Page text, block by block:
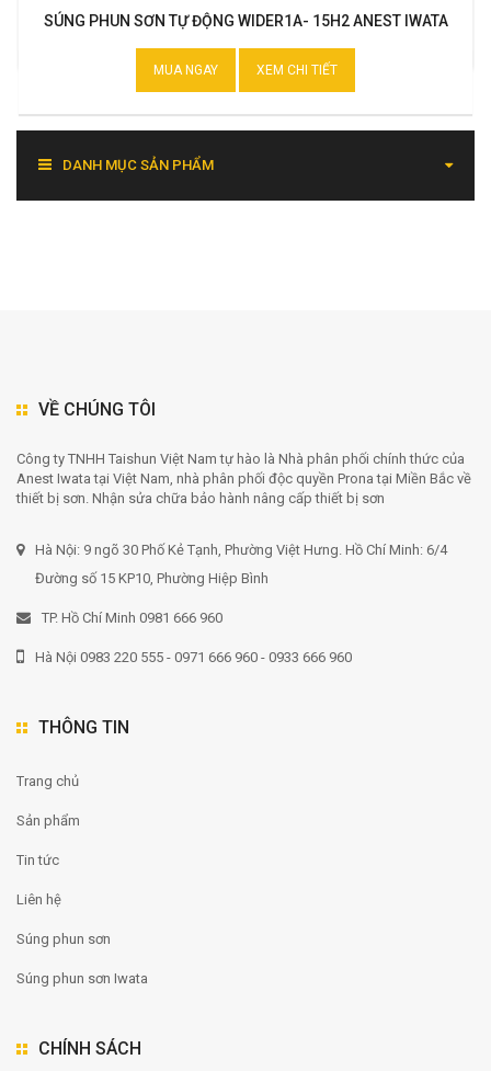
SÚNG PHUN SƠN TỰ ĐỘNG WIDER1A- 15H2 ANEST IWATA
MUA NGAY XEM CHI TIẾT
DANH MỤC SẢN PHẨM
VỀ CHÚNG TÔI
Công ty TNHH Taishun Việt Nam tự hào là Nhà phân phối chính thức của
Anest Iwata tại Việt Nam, nhà phân phối độc quyền Prona tại Miền Bắc về
thiết bị sơn. Nhận sửa chữa bảo hành nâng cấp thiết bị sơn
Hà Nội: 9 ngõ 30 Phố Kẻ Tạnh, Phường Việt Hưng. Hồ Chí Minh: 6/4
Đường số 15 KP10, Phường Hiệp Bình
TP. Hồ Chí Minh 0981 666 960
Hà Nội 0983 220 555 - 0971 666 960 - 0933 666 960
THÔNG TIN
Trang chủ
Sản phẩm
Tin tức
Liên hệ
Súng phun sơn
Súng phun sơn Iwata
CHÍNH SÁCH